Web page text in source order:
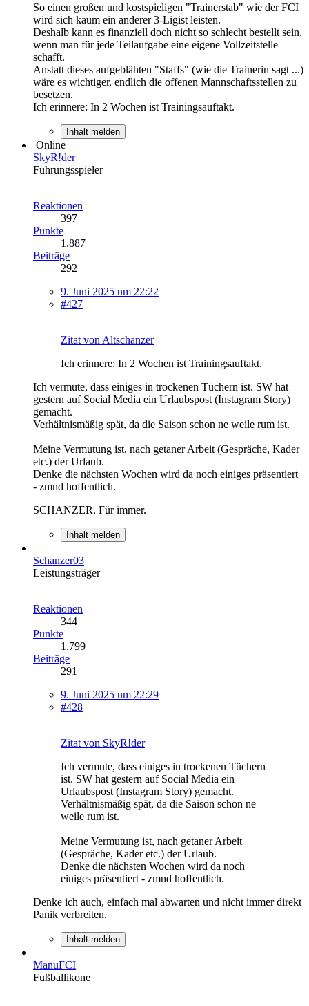
So einen großen und kostspieligen "Trainerstab" wie der FCI
wird sich kaum ein anderer 3-Ligist leisten.
Deshalb kann es finanziell doch nicht so schlecht bestellt sein,
wenn man für jede Teilaufgabe eine eigene Vollzeitstelle
schafft.
Anstatt dieses aufgeblähten "Staffs" (wie die Trainerin sagt ...)
wäre es wichtiger, endlich die offenen Mannschaftsstellen zu
besetzen.
Ich erinnere: In 2 Wochen ist Trainingsauftakt.
Inhalt melden
Online
SkyR!der
Führungsspieler
Reaktionen
397
Punkte
1.887
Beiträge
292
9. Juni 2025 um 22:22
#427
Zitat von Altschanzer
Ich erinnere: In 2 Wochen ist Trainingsauftakt.
Ich vermute, dass einiges in trockenen Tüchern ist. SW hat
gestern auf Social Media ein Urlaubspost (Instagram Story)
gemacht.
Verhältnismäßig spät, da die Saison schon ne weile rum ist.
Meine Vermutung ist, nach getaner Arbeit (Gespräche, Kader
etc.) der Urlaub.
Denke die nächsten Wochen wird da noch einiges präsentiert
- zmnd hoffentlich.
SCHANZER. Für immer.
Inhalt melden
Schanzer03
Leistungsträger
Reaktionen
344
Punkte
1.799
Beiträge
291
9. Juni 2025 um 22:29
#428
Zitat von SkyR!der
Ich vermute, dass einiges in trockenen Tüchern
ist. SW hat gestern auf Social Media ein
Urlaubspost (Instagram Story) gemacht.
Verhältnismäßig spät, da die Saison schon ne
weile rum ist.
Meine Vermutung ist, nach getaner Arbeit
(Gespräche, Kader etc.) der Urlaub.
Denke die nächsten Wochen wird da noch
einiges präsentiert - zmnd hoffentlich.
Denke ich auch, einfach mal abwarten und nicht immer direkt
Panik verbreiten.
Inhalt melden
ManuFCI
Fußballikone